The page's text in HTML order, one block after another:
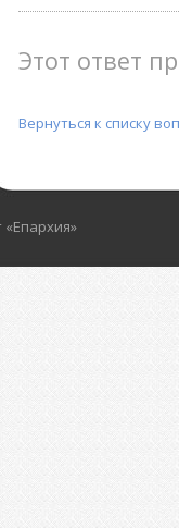
Этот ответ
Вернуться к списку